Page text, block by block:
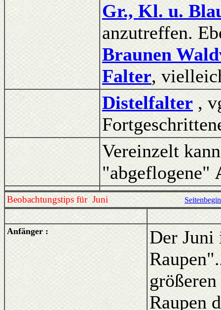
Gr., Kl. u.
anzutreffen.
Braunen
Falter,
Distelfalter ,
Vereinzelt
"abgeflogene"
Beobachtungstips für Juni
Anfänger :
Der Juni
Raupen